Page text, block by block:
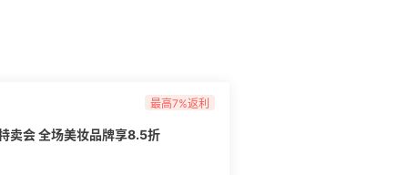
最高7%返利
卖会 全场美妆品牌享8.5折